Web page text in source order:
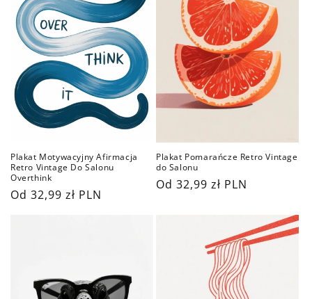
Plakat Motywacyjny Afirmacja
Retro Vintage Do Salonu
Overthink
Cena
Od 32,99 zł PLN
Plakat Pomarańcze Retro Vintage
do Salonu
Cena
Od 32,99 zł PLN